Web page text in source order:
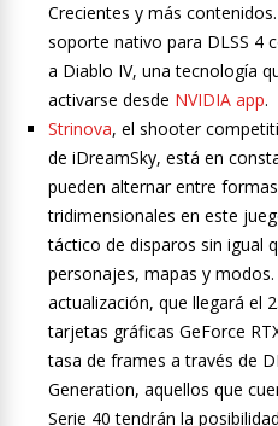
Crecientes y más
soporte nativo para DLSS 4
a Diablo IV, una tecnología
activarse desde NVIDIA app.
Strinova, el shooter
de iDreamSky, está en
pueden alternar entre
tridimensionales en este
táctico de disparos sin igual
personajes, mapas y modos.
actualización, que llegará el
tarjetas gráficas GeForce
tasa de frames a través de
Generation, aquellos que
Serie 40 tendrán la